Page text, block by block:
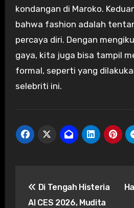
kondangan di Maroko.
bahwa fashion adalah
percaya diri. Dengan
gaya, kita juga bisa tampil
formal, seperti yang
selebriti ini.
navigation
Di Tengah Histeria
AI CES 2026, Mudita